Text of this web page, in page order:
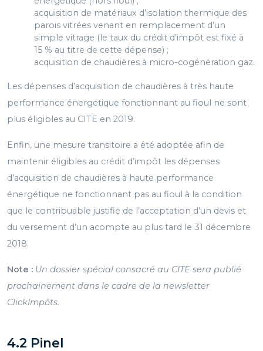
acquisition de matériaux d’isolation thermique des
parois vitrées venant en remplacement d’un
simple vitrage (le taux du crédit d’impôt est fixé à
15 % au titre de cette dépense) ;
acquisition de chaudières à micro-cogénération gaz.
Les dépenses d’acquisition de chaudières à très haute
performance énergétique fonctionnant au fioul ne sont
plus éligibles au CITE en 2019.
Enfin, une mesure transitoire a été adoptée afin de
maintenir éligibles au crédit d’impôt les dépenses
d’acquisition de chaudières à haute performance
énergétique ne fonctionnant pas au fioul à la condition
que le contribuable justifie de l’acceptation d’un devis et
du versement d’un acompte au plus tard le 31 décembre
2018.
Note : Un dossier spécial consacré au CITE sera publié
prochainement dans le cadre de la newsletter
ClickImpôts.
4.2 Pinel